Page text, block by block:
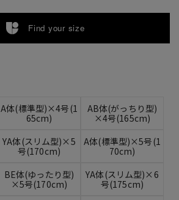
Find your size
A体(標準型)×4号(1
65cm)
AB体(がっちり型)
×4号(165cm)
YA体(スリム型)×5
号(170cm)
A体(標準型)×5号(1
70cm)
BE体(ゆったり型)
×5号(170cm)
YA体(スリム型)×6
号(175cm)